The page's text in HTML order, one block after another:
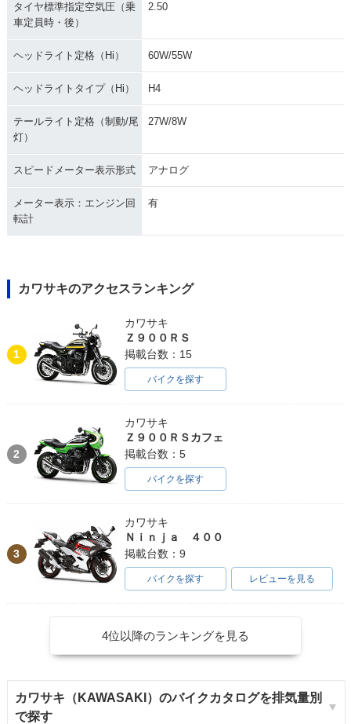
タイヤ標準指定空気圧（乗
車定員時・後）
2.50
ヘッドライト定格（Hi） 60W/55W
ヘッドライトタイプ（Hi） H4
テールライト定格（制動/尾
灯）
27W/8W
スピードメーター表示形式 アナログ
メーター表示：エンジン回
転計
有
カワサキのアクセスランキング
1
カワサキ
Ｚ９００ＲＳ
掲載台数：15
バイクを探す
2
カワサキ
Ｚ９００ＲＳカフェ
掲載台数：5
バイクを探す
3
カワサキ
Ｎｉｎｊａ ４００
掲載台数：9
バイクを探す レビューを見る
4位以降のランキングを見る
カワサキ（KAWASAKI）のバイクカタログを排気量別
で探す